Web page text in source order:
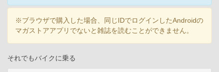
※ブラウザで購入した場合、同じIDでログインしたAndroidの
マガストアアプリでないと雑誌を読むことができません。
それでもバイクに乗る